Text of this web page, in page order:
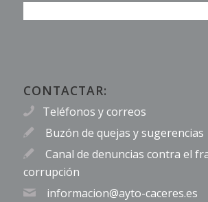
CONTACTAR:
Teléfonos y correos
Buzón de quejas y sugerencias
Canal de denuncias contra el
corrupción
informacion@ayto-caceres.es